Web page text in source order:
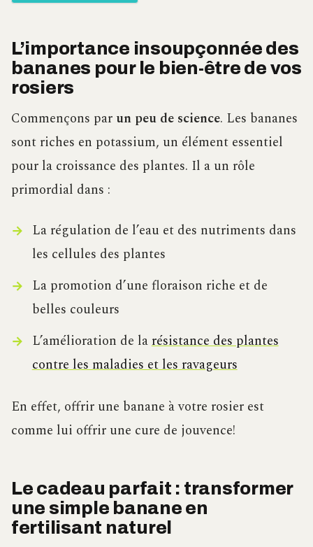
L’importance insoupçonnée des
bananes pour le bien-être de vos
rosiers
Commençons par un peu de science. Les bananes
sont riches en potassium, un élément essentiel
pour la croissance des plantes. Il a un rôle
primordial dans :
La régulation de l’eau et des nutriments dans
les cellules des plantes
La promotion d’une floraison riche et de
belles couleurs
L’amélioration de larésistance des plantes
contre les maladies et les ravageurs
En effet, offrir une banane à votre rosier est
comme lui offrir une cure de jouvence!
Le cadeau parfait : transformer
une simple banane en
fertilisant naturel